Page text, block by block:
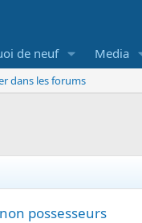
de neuf Media
dans les forums
possesseurs